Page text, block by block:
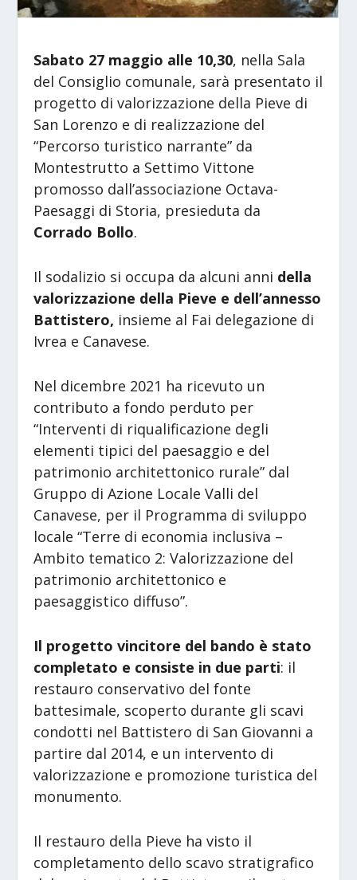
Sabato 27 maggio alle 10,30, nella Sala
del Consiglio comunale, sarà presentato il
progetto di valorizzazione della Pieve di
San Lorenzo e di realizzazione del
“Percorso turistico narrante” da
Montestrutto a Settimo Vittone
promosso dall’associazione Octava-
Paesaggi di Storia, presieduta da
Corrado Bollo.
Il sodalizio si occupa da alcuni anni della
valorizzazione della Pieve e dell’annesso
Battistero, insieme al Fai delegazione di
Ivrea e Canavese.
Nel dicembre 2021 ha ricevuto un
contributo a fondo perduto per
“Interventi di riqualificazione degli
elementi tipici del paesaggio e del
patrimonio architettonico rurale” dal
Gruppo di Azione Locale Valli del
Canavese, per il Programma di sviluppo
locale “Terre di economia inclusiva –
Ambito tematico 2: Valorizzazione del
patrimonio architettonico e
paesaggistico diffuso”.
Il progetto vincitore del bando è stato
completato e consiste in due parti: il
restauro conservativo del fonte
battesimale, scoperto durante gli scavi
condotti nel Battistero di San Giovanni a
partire dal 2014, e un intervento di
valorizzazione e promozione turistica del
monumento.
Il restauro della Pieve ha visto il
completamento dello scavo stratigrafico